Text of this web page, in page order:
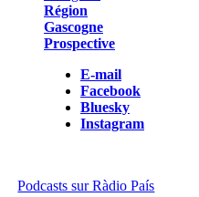
Région
Gascogne
Prospective
E-mail
Facebook
Bluesky
Instagram
Podcasts sur Ràdio País